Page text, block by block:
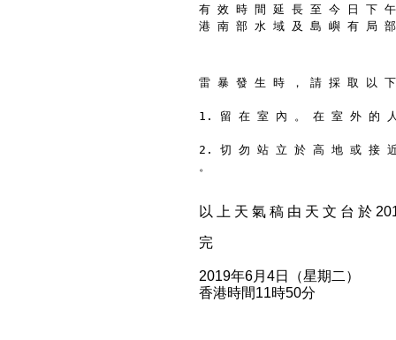
有 效 時 間 延 長 至 今 日 下
港 南 部 水 域 及 島 嶼 有 局
雷 暴 發 生 時 ， 請 採 取 以
1. 留 在 室 內 。 在 室 外 的
2. 切 勿 站 立 於 高 地 或 接
。
以 上 天 氣 稿 由 天 文 台 於
完
2019年6月4日（星期二）
香港時間11時50分